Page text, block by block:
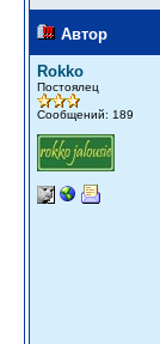
Автор
Rokko
Постоялец
Сообщений: 189